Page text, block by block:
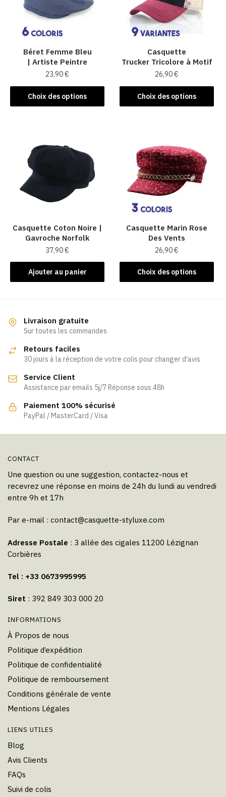
Béret Femme Bleu
| Artiste Peintre
23,90€
Choix des options
Ce
produit
choisies
la
page
du
produit
Casquette
Trucker Tricolore à Motif
26,90€
Choix des options
Ce
produit
Les
options
peuvent
être
sur
la
page
du
produit
Casquette Coton Noire |
Gavroche Norfolk
37,90€
Ajouter au panier
Casquette Marin Rose
Des Vents
26,90€
Choix des options
Ce
produit
être
Livraison gratuite
Sur toutes les commandes
Retours faciles
30 jours à la réception de votre colis pour changer d'avis
Service Client
Assistance par emails 5j/7 Réponse sous 48h
Paiement 100% sécurisé
PayPal / MasterCard / Visa
CONTACT
Une question ou une suggestion, contactez-nous et
recevrez une réponse en moins de 24h du lundi au vendredi
entre 9h et 17h
Par e-mail : contact@casquette-styluxe.com
Adresse Postale : 3 allée des cigales 11200 Lézignan
Corbières
Tel : +33 0673995995
Siret : 392 849 303 000 20
INFORMATIONS
À Propos de nous
Politique d’expédition
Politique de confidentialité
Politique de remboursement
Conditions générale de vente
Mentions Légales
LIENS UTILES
Blog
Avis Clients
FAQs
Suivi de colis